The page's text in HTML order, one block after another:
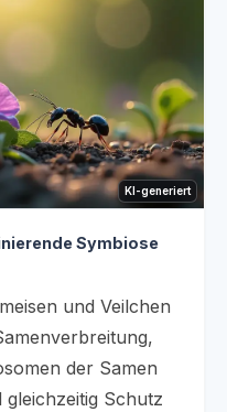
KI-generiert
Symbiose
und Veilchen
der Samen
gleichzeitig Schutz